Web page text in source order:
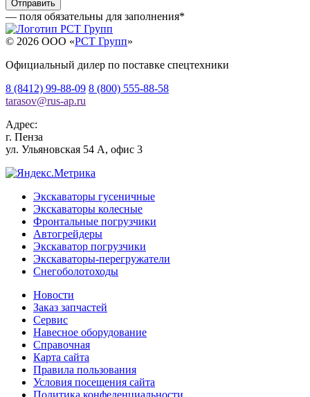
— поля обязательны для заполнения*
© 2026 OOO «РСТ Групп»
Официальный дилер по поставке спецтехники
8 (8412) 99-88-09 8 (800) 555-88-58
tarasov@rus-ap.ru
Адрес:
г. Пенза
ул. Ульяновская 54 А, офис 3
Экскаваторы гусеничные
Экскаваторы колесные
Фронтальные погрузчики
Автогрейдеры
Экскаватор погрузчики
Экскаваторы-перегружатели
Снегоболотоходы
Новости
Заказ запчастей
Сервис
Навесное оборудование
Справочная
Карта сайта
Правила пользования
Условия посещения сайта
Политика конфеденциальности